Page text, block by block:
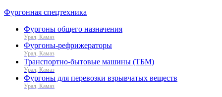
Фургонная спецтехника
Фургоны общего назначения
Урал, Камаз
Фургоны-рефрижераторы
Урал, Камаз
Транспортно-бытовые машины (ТБМ)
Урал, Камаз
Фургоны для перевозки взрывчатых веществ
Урал, Камаз